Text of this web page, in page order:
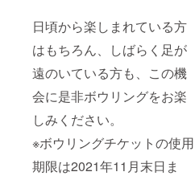
日頃から楽しまれている方
はもちろん、しばらく足が
遠のいている方も、この機
会に是非ボウリングをお楽
しみください。
※ボウリングチケットの使用
期限は2021年11月末日ま